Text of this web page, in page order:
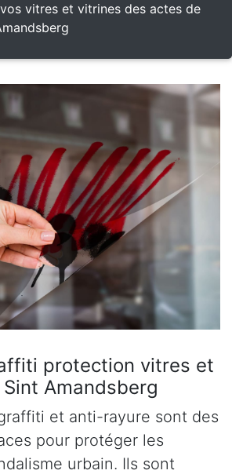
vitres et vitrines des actes de
protection vitres et
Amandsberg
et anti-rayure sont des
pour protéger les
urbain. Ils sont